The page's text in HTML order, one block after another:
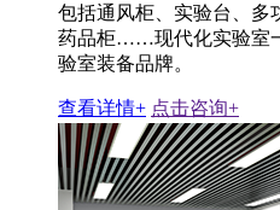
包括通风柜、实验台、多
药品柜……现代化实验室
验室装备品牌。
查看详情+ 点击咨询+